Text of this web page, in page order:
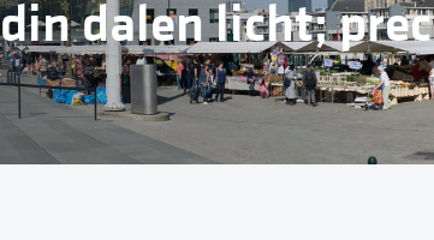
dalen licht;